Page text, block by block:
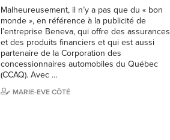
Malheureusement, il n’y a pas que du « bon
monde », en référence à la publicité de
l’entreprise Beneva, qui offre des assurances
et des produits financiers et qui est aussi
partenaire de la Corporation des
concessionnaires automobiles du Québec
(CCAQ). Avec …
MARIE-EVE CÔTÉ